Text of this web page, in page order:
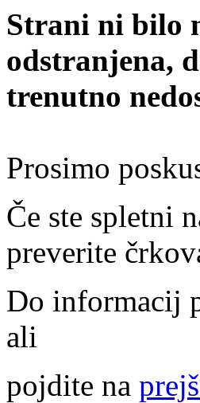
Strani ni bilo
odstranjena,
trenutno
Prosimo
Če ste spletni
preverite
Do informacij
ali
pojdite na